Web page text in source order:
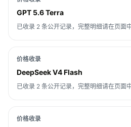
GPT 5.6 Terra
已收录 2 条公开记录，完整明细请在页面
价格收录
DeepSeek V4 Flash
已收录 2 条公开记录，完整明细请在页面
价格收录